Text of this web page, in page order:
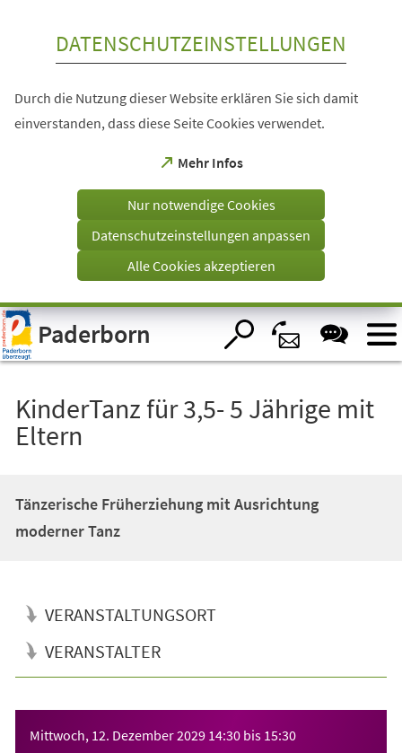
Visuelle
Assistenzsoftware
öffnen.
DATENSCHUTZEINSTELLUNGEN
Durch die Nutzung dieser Website erklären Sie sich damit
einverstanden, dass diese Seite Cookies verwendet.
Mehr Infos
(Öffnet
einem
Tab)
Nur notwendige Cookies
Datenschutzeinstellungen anpassen
Alle Cookies akzeptieren
Paderborn
KinderTanz für 3,5- 5 Jährige mit
Eltern
Tänzerische Früherziehung mit Ausrichtung
moderner Tanz
VERANSTALTUNGSORT
VERANSTALTER
Mittwoch, 12. Dezember 2029 14:30 bis 15:30